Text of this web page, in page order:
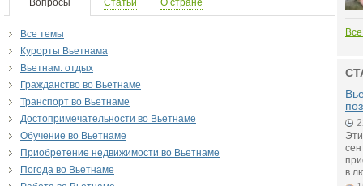
Вопросы Статьи О стране
Все темы
Курорты Вьетнама
Вьетнам: отдых
Гражданство во Вьетнаме
Транспорт во Вьетнаме
Достопримечательности во Вьетнаме
Обучение во Вьетнаме
Приобретение недвижимости во Вьетнаме
Погода во Вьетнаме
в